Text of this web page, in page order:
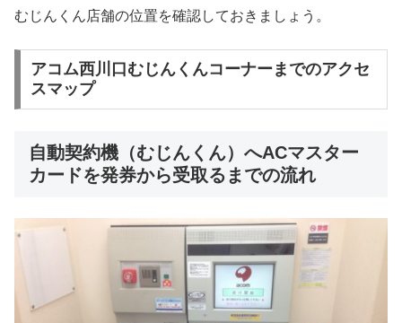
むじんくん店舗の位置を確認しておきましょう。
アコム西川口むじんくんコーナーまでのアクセ
スマップ
自動契約機（むじんくん）へACマスター
カードを発券から受取るまでの流れ